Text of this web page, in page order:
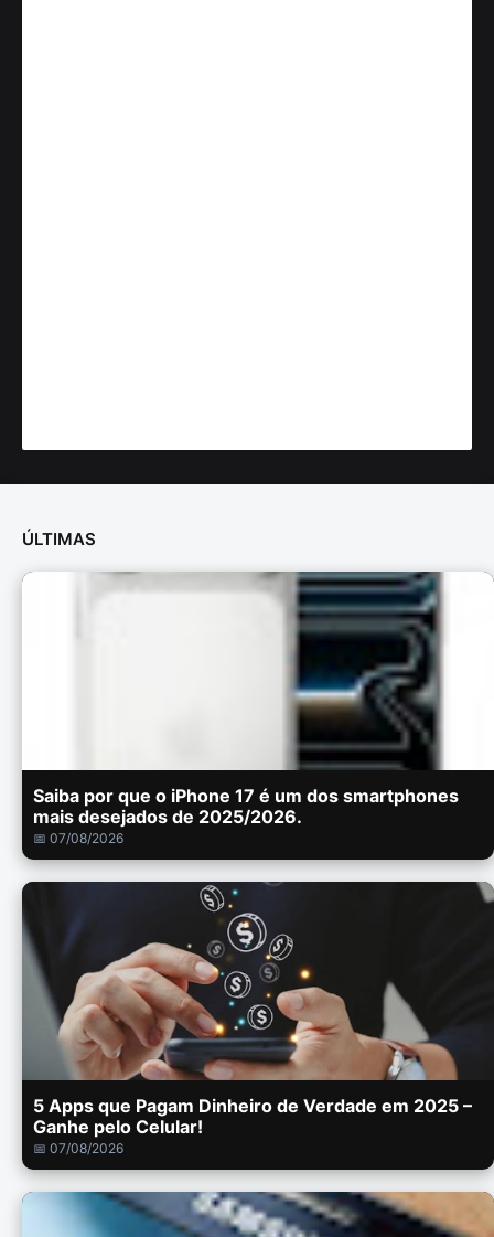
ÚLTIMAS
Saiba por que o iPhone 17 é um dos smartphones
mais desejados de 2025/2026.
📅 07/08/2026
5 Apps que Pagam Dinheiro de Verdade em 2025 –
Ganhe pelo Celular!
📅 07/08/2026